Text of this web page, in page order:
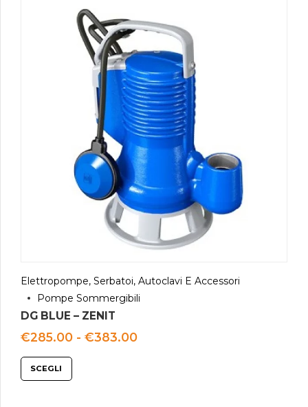
Elettropompe, Serbatoi, Autoclavi E Accessori
Pompe Sommergibili
DG BLUE – ZENIT
€285.00 - €383.00Fascia
SCEGLI